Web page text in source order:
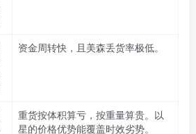
资金周转快，且美森丢货率极低。
重货按体积算亏，按重量算贵。以
星的价格优势能覆盖时效劣势。